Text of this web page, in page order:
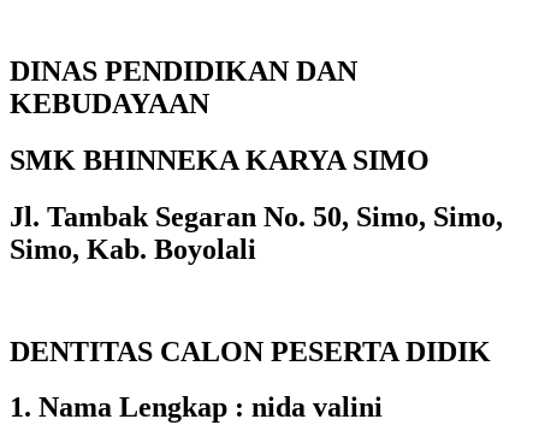
DINAS PENDIDIKAN DAN
KEBUDAYAAN
SMK BHINNEKA KARYA SIMO
Jl. Tambak Segaran No. 50, Simo, Simo,
Simo, Kab. Boyolali
DENTITAS CALON PESERTA DIDIK
1. Nama Lengkap : nida valini